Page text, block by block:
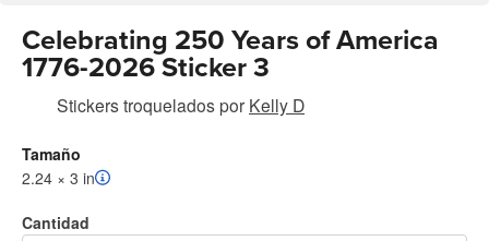
Celebrating 250 Years of America
1776-2026 Sticker 3
Stickers troqueladospor Kelly D
Tamaño
2.24 × 3 in
Cantidad